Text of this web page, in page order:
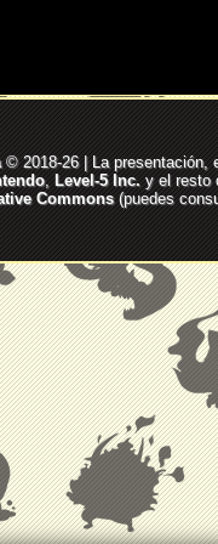
© 2018-26 | La presentación,
, Level-5 Inc. y el resto
Commons(puedes